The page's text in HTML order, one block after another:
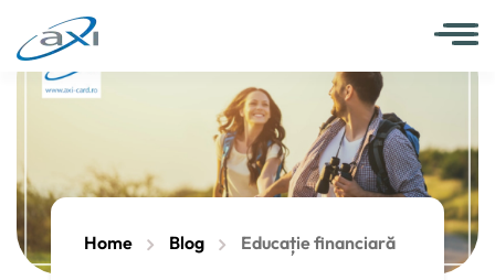
Home Blog Educație financiară